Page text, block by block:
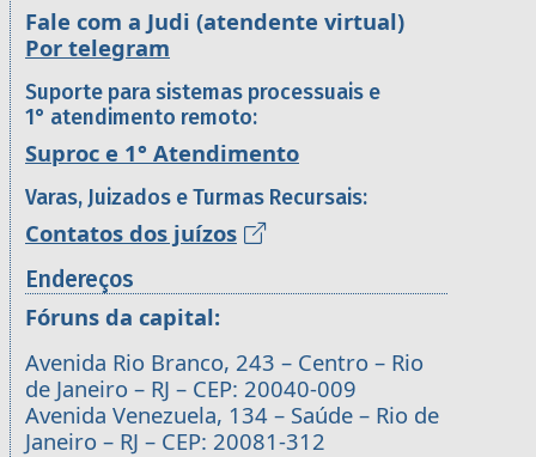
Fale com a Judi (atendente virtual)
Por telegram
Suporte para sistemas processuais e
1° atendimento remoto:
Suproc e 1° Atendimento
Varas, Juizados e Turmas Recursais:
Contatos dos juízos
Endereços
Fóruns da capital:
Avenida Rio Branco, 243 – Centro – Rio
de Janeiro – RJ – CEP: 20040-009
Avenida Venezuela, 134 – Saúde – Rio de
Janeiro – RJ – CEP: 20081-312